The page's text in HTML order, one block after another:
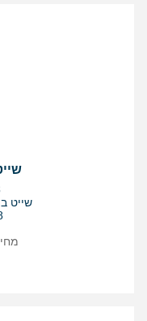
שייט